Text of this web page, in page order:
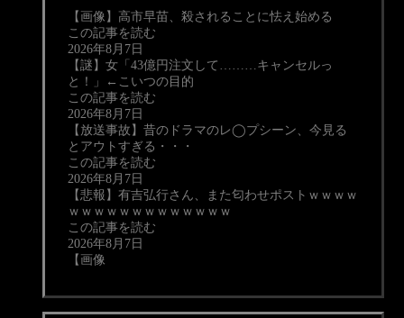
【画像】高市早苗、殺されることに怯え始める
この記事を読む
2026年8月7日
【謎】女「43億円注文して………キャンセルっ
と！」←こいつの目的
この記事を読む
2026年8月7日
【放送事故】昔のドラマのレ◯プシーン、今見る
とアウトすぎる・・・
この記事を読む
2026年8月7日
【悲報】有吉弘行さん、また匂わせポストｗｗｗｗ
ｗｗｗｗｗｗｗｗｗｗｗｗｗ
この記事を読む
2026年8月7日
【画像